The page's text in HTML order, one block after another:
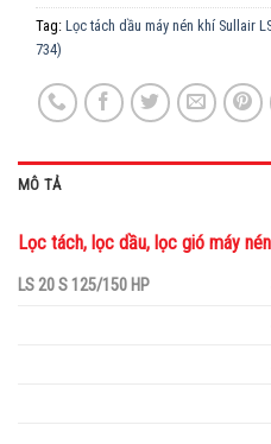
Tag: Lọc tách dầu máy nén khí Sullair
734)
MÔ TẢ
Lọc tách, lọc dầu, lọc gió máy
LS 20 S 125/150 HP